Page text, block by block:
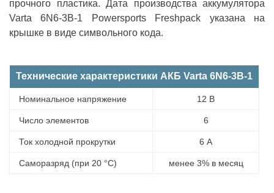
прочного пластика. Дата производства аккумулятора
Varta 6N6-3B-1 Powersports Freshpack указана на
крышке в виде символьного кода.
Технические характеристики АКБ Varta 6N6-3B-1
Номинальное напряжение 12 В
Число элементов 6
Ток холодной прокрутки 6 А
Саморазряд (при 20 °С) менее 3% в месяц